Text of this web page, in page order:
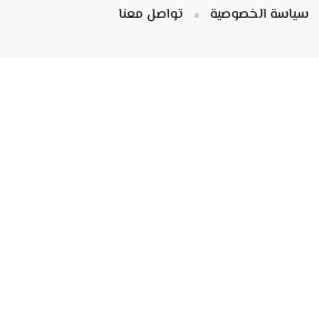
سياسة الخصوصية تواصل معنا